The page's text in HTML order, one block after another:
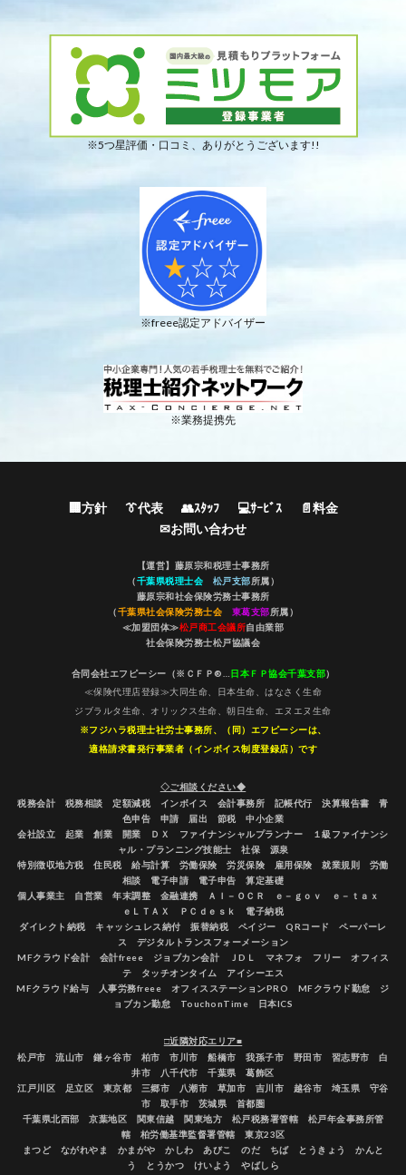
※5つ星評価・口コミ、ありがとうございます!!
※freee認定アドバイザー
※業務提携先
🏢方針 👔代表 👥ｽﾀｯﾌ 💻ｻｰﾋﾞｽ
📄料金
✉お問い合わせ
【運営】藤原宗和税理士事務所
（千葉県税理士会 松戸支部所属）
藤原宗和社会保険労務士事務所
（千葉県社会保険労務士会 東葛支部所属）
≪加盟団体≫松戸商工会議所自由業部
社会保険労務士松戸協議会
合同会社エフピーシー（※ＣＦＰ®… 日本ＦＰ協会千葉支部）
≪保険代理店登録≫大同生命、日本生命、はなさく生命
ジブラルタ生命、オリックス生命、朝日生命、エヌエヌ生命
※フジハラ税理士社労士事務所、（同）エフピーシーは、
適格請求書発行事業者（インボイス制度登録店）です
◇ご相談ください◆
税務会計 税務相談 定額減税 インボイス 会計事務所 記帳代行 決算報告書 青
色申告 申請 届出 節税 中小企業
会社設立 起業 創業 開業 ＤＸ ファイナンシャルプランナー １級ファイナンシ
ャル・プランニング技能士 社保 源泉
特別徴収地方税 住民税 給与計算 労働保険 労災保険 雇用保険 就業規則 労働
相談 電子申請 電子申告 算定基礎
個人事業主 自営業 年末調整 金融連携 ＡＩ－ＯＣＲ ｅ－ｇｏｖ ｅ－ｔａｘ
ｅＬＴＡＸ ＰＣｄｅｓｋ 電子納税
ダイレクト納税 キャッシュレス納付 振替納税 ペイジー QRコード ペーパーレ
ス デジタルトランスフォーメーション
MFクラウド会計 会計freee ジョブカン会計 ＪDＬ マネフォ フリー オフィス
テ タッチオンタイム アイシーエス
MFクラウド給与 人事労務freee オフィスステーションPRO MFクラウド勤怠 ジ
ョブカン勤怠 TouchonTime 日本ICS
□近隣対応エリア■
松戸市 流山市 鎌ヶ谷市 柏市 市川市 船橋市 我孫子市 野田市 習志野市 白
井市 八千代市 千葉県 葛飾区
江戸川区 足立区 東京都 三郷市 八潮市 草加市 吉川市 越谷市 埼玉県 守谷
市 取手市 茨城県 首都圏
千葉県北西部 京葉地区 関東信越 関東地方 松戸税務署管轄 松戸年金事務所管
轄 柏労働基準監督署管轄 東京23区
まつど ながれやま かまがや かしわ あびこ のだ ちば とうきょう かんと
う とうかつ けいよう やばしら